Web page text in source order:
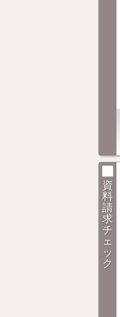
資
料
請
求
チ
ェ
ッ
ク